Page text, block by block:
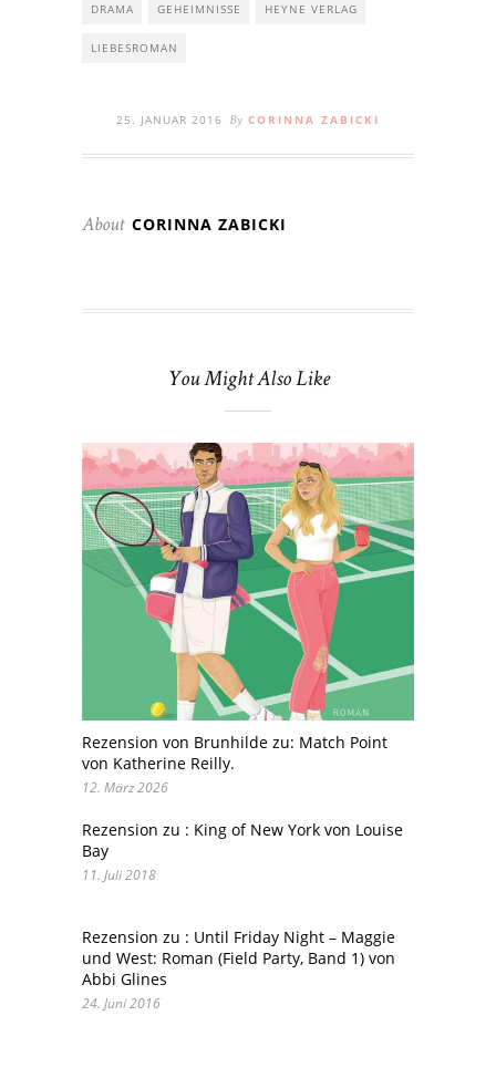
DRAMA GEHEIMNISSE HEYNE VERLAG
LIEBESROMAN
25. JANUAR 2016 By CORINNA ZABICKI
About CORINNA ZABICKI
You Might Also Like
Rezension von Brunhilde zu: Match Point
von Katherine Reilly.
12. März 2026
Rezension zu : King of New York von Louise
Bay
11. Juli 2018
Rezension zu : Until Friday Night – Maggie
und West: Roman (Field Party, Band 1) von
Abbi Glines
24. Juni 2016